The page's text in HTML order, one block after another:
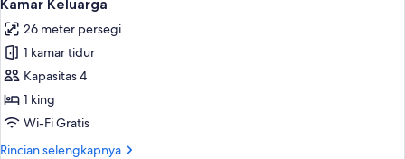
semua
foto
untuk
Kamar
Keluarga
Kamar Keluarga
26 meter persegi
1 kamar tidur
Kapasitas 4
1 king
Wi-Fi Gratis
Rincian selengkapnya
Rincian